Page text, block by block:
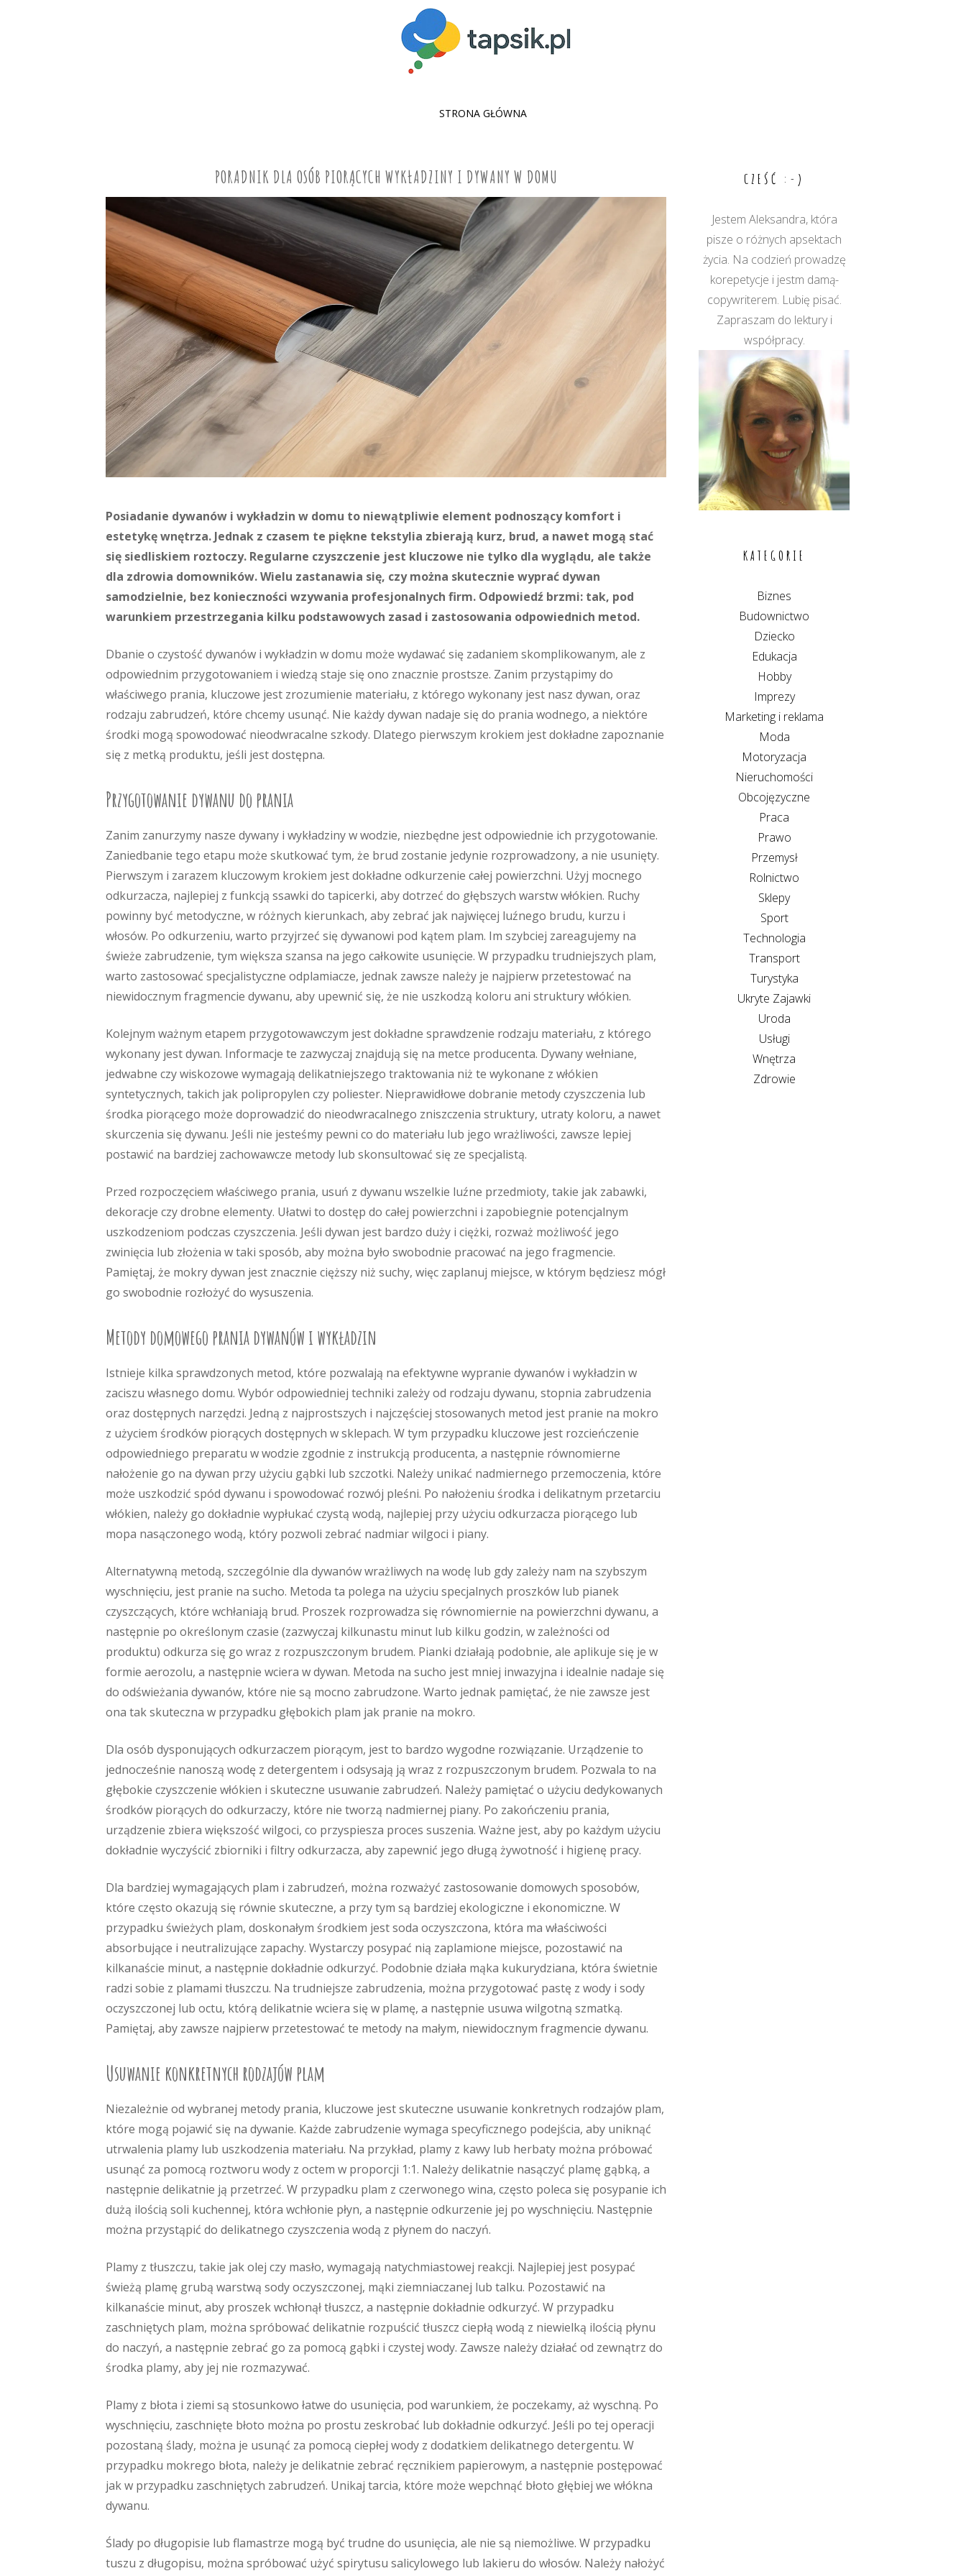
SKIP
STRONA GŁÓWNA
PORADNIK DLA OSÓB PIORĄCYCH WYKŁADZINY I DYWANY W DOMU
Posiadanie dywanów i wykładzin w domu to niewątpliwie element podnoszący komfort i
estetykę wnętrza. Jednak z czasem te piękne tekstylia zbierają kurz, brud, a nawet mogą stać
się siedliskiem roztoczy. Regularne czyszczenie jest kluczowe nie tylko dla wyglądu, ale także
dla zdrowia domowników. Wielu zastanawia się, czy można skutecznie wyprać dywan
samodzielnie, bez konieczności wzywania profesjonalnych firm. Odpowiedź brzmi: tak, pod
warunkiem przestrzegania kilku podstawowych zasad i zastosowania odpowiednich metod.
Dbanie o czystość dywanów i wykładzin w domu może wydawać się zadaniem skomplikowanym, ale z
odpowiednim przygotowaniem i wiedzą staje się ono znacznie prostsze. Zanim przystąpimy do
właściwego prania, kluczowe jest zrozumienie materiału, z którego wykonany jest nasz dywan, oraz
rodzaju zabrudzeń, które chcemy usunąć. Nie każdy dywan nadaje się do prania wodnego, a niektóre
środki mogą spowodować nieodwracalne szkody. Dlatego pierwszym krokiem jest dokładne zapoznanie
się z metką produktu, jeśli jest dostępna.
Przygotowanie dywanu do prania
Zanim zanurzymy nasze dywany i wykładziny w wodzie, niezbędne jest odpowiednie ich przygotowanie.
Zaniedbanie tego etapu może skutkować tym, że brud zostanie jedynie rozprowadzony, a nie usunięty.
Pierwszym i zarazem kluczowym krokiem jest dokładne odkurzenie całej powierzchni. Użyj mocnego
odkurzacza, najlepiej z funkcją ssawki do tapicerki, aby dotrzeć do głębszych warstw włókien. Ruchy
powinny być metodyczne, w różnych kierunkach, aby zebrać jak najwięcej luźnego brudu, kurzu i
włosów. Po odkurzeniu, warto przyjrzeć się dywanowi pod kątem plam. Im szybciej zareagujemy na
świeże zabrudzenie, tym większa szansa na jego całkowite usunięcie. W przypadku trudniejszych plam,
warto zastosować specjalistyczne odplamiacze, jednak zawsze należy je najpierw przetestować na
niewidocznym fragmencie dywanu, aby upewnić się, że nie uszkodzą koloru ani struktury włókien.
Kolejnym ważnym etapem przygotowawczym jest dokładne sprawdzenie rodzaju materiału, z którego
wykonany jest dywan. Informacje te zazwyczaj znajdują się na metce producenta. Dywany wełniane,
jedwabne czy wiskozowe wymagają delikatniejszego traktowania niż te wykonane z włókien
syntetycznych, takich jak polipropylen czy poliester. Nieprawidłowe dobranie metody czyszczenia lub
środka piorącego może doprowadzić do nieodwracalnego zniszczenia struktury, utraty koloru, a nawet
skurczenia się dywanu. Jeśli nie jesteśmy pewni co do materiału lub jego wrażliwości, zawsze lepiej
postawić na bardziej zachowawcze metody lub skonsultować się ze specjalistą.
Przed rozpoczęciem właściwego prania, usuń z dywanu wszelkie luźne przedmioty, takie jak zabawki,
dekoracje czy drobne elementy. Ułatwi to dostęp do całej powierzchni i zapobiegnie potencjalnym
uszkodzeniom podczas czyszczenia. Jeśli dywan jest bardzo duży i ciężki, rozważ możliwość jego
zwinięcia lub złożenia w taki sposób, aby można było swobodnie pracować na jego fragmencie.
Pamiętaj, że mokry dywan jest znacznie cięższy niż suchy, więc zaplanuj miejsce, w którym będziesz mógł
go swobodnie rozłożyć do wysuszenia.
Metody domowego prania dywanów i wykładzin
Istnieje kilka sprawdzonych metod, które pozwalają na efektywne wypranie dywanów i wykładzin w
zaciszu własnego domu. Wybór odpowiedniej techniki zależy od rodzaju dywanu, stopnia zabrudzenia
oraz dostępnych narzędzi. Jedną z najprostszych i najczęściej stosowanych metod jest pranie na mokro
z użyciem środków piorących dostępnych w sklepach. W tym przypadku kluczowe jest rozcieńczenie
odpowiedniego preparatu w wodzie zgodnie z instrukcją producenta, a następnie równomierne
nałożenie go na dywan przy użyciu gąbki lub szczotki. Należy unikać nadmiernego przemoczenia, które
może uszkodzić spód dywanu i spowodować rozwój pleśni. Po nałożeniu środka i delikatnym przetarciu
włókien, należy go dokładnie wypłukać czystą wodą, najlepiej przy użyciu odkurzacza piorącego lub
mopa nasączonego wodą, który pozwoli zebrać nadmiar wilgoci i piany.
Alternatywną metodą, szczególnie dla dywanów wrażliwych na wodę lub gdy zależy nam na szybszym
wyschnięciu, jest pranie na sucho. Metoda ta polega na użyciu specjalnych proszków lub pianek
czyszczących, które wchłaniają brud. Proszek rozprowadza się równomiernie na powierzchni dywanu, a
następnie po określonym czasie (zazwyczaj kilkunastu minut lub kilku godzin, w zależności od
produktu) odkurza się go wraz z rozpuszczonym brudem. Pianki działają podobnie, ale aplikuje się je w
formie aerozolu, a następnie wciera w dywan. Metoda na sucho jest mniej inwazyjna i idealnie nadaje się
do odświeżania dywanów, które nie są mocno zabrudzone. Warto jednak pamiętać, że nie zawsze jest
ona tak skuteczna w przypadku głębokich plam jak pranie na mokro.
Dla osób dysponujących odkurzaczem piorącym, jest to bardzo wygodne rozwiązanie. Urządzenie to
jednocześnie nanoszą wodę z detergentem i odsysają ją wraz z rozpuszczonym brudem. Pozwala to na
głębokie czyszczenie włókien i skuteczne usuwanie zabrudzeń. Należy pamiętać o użyciu dedykowanych
środków piorących do odkurzaczy, które nie tworzą nadmiernej piany. Po zakończeniu prania,
urządzenie zbiera większość wilgoci, co przyspiesza proces suszenia. Ważne jest, aby po każdym użyciu
dokładnie wyczyścić zbiorniki i filtry odkurzacza, aby zapewnić jego długą żywotność i higienę pracy.
Dla bardziej wymagających plam i zabrudzeń, można rozważyć zastosowanie domowych sposobów,
które często okazują się równie skuteczne, a przy tym są bardziej ekologiczne i ekonomiczne. W
przypadku świeżych plam, doskonałym środkiem jest soda oczyszczona, która ma właściwości
absorbujące i neutralizujące zapachy. Wystarczy posypać nią zaplamione miejsce, pozostawić na
kilkanaście minut, a następnie dokładnie odkurzyć. Podobnie działa mąka kukurydziana, która świetnie
radzi sobie z plamami tłuszczu. Na trudniejsze zabrudzenia, można przygotować pastę z wody i sody
oczyszczonej lub octu, którą delikatnie wciera się w plamę, a następnie usuwa wilgotną szmatką.
Pamiętaj, aby zawsze najpierw przetestować te metody na małym, niewidocznym fragmencie dywanu.
Usuwanie konkretnych rodzajów plam
Niezależnie od wybranej metody prania, kluczowe jest skuteczne usuwanie konkretnych rodzajów plam,
które mogą pojawić się na dywanie. Każde zabrudzenie wymaga specyficznego podejścia, aby uniknąć
utrwalenia plamy lub uszkodzenia materiału. Na przykład, plamy z kawy lub herbaty można próbować
usunąć za pomocą roztworu wody z octem w proporcji 1:1. Należy delikatnie nasączyć plamę gąbką, a
następnie delikatnie ją przetrzeć. W przypadku plam z czerwonego wina, często poleca się posypanie ich
dużą ilością soli kuchennej, która wchłonie płyn, a następnie odkurzenie jej po wyschnięciu. Następnie
można przystąpić do delikatnego czyszczenia wodą z płynem do naczyń.
Plamy z tłuszczu, takie jak olej czy masło, wymagają natychmiastowej reakcji. Najlepiej jest posypać
świeżą plamę grubą warstwą sody oczyszczonej, mąki ziemniaczanej lub talku. Pozostawić na
kilkanaście minut, aby proszek wchłonął tłuszcz, a następnie dokładnie odkurzyć. W przypadku
zaschniętych plam, można spróbować delikatnie rozpuścić tłuszcz ciepłą wodą z niewielką ilością płynu
do naczyń, a następnie zebrać go za pomocą gąbki i czystej wody. Zawsze należy działać od zewnątrz do
środka plamy, aby jej nie rozmazywać.
Plamy z błota i ziemi są stosunkowo łatwe do usunięcia, pod warunkiem, że poczekamy, aż wyschną. Po
wyschnięciu, zaschnięte błoto można po prostu zeskrobać lub dokładnie odkurzyć. Jeśli po tej operacji
pozostaną ślady, można je usunąć za pomocą ciepłej wody z dodatkiem delikatnego detergentu. W
przypadku mokrego błota, należy je delikatnie zebrać ręcznikiem papierowym, a następnie postępować
jak w przypadku zaschniętych zabrudzeń. Unikaj tarcia, które może wepchnąć błoto głębiej we włókna
dywanu.
Ślady po długopisie lub flamastrze mogą być trudne do usunięcia, ale nie są niemożliwe. W przypadku
tuszu z długopisu, można spróbować użyć spirytusu salicylowego lub lakieru do włosów. Należy nałożyć
CZEŚĆ :-)
Jestem Aleksandra, która
pisze o różnych apsektach
życia. Na codzień prowadzę
korepetycje i jestm damą-
copywriterem. Lubię pisać.
Zapraszam do lektury i
współpracy.
KATEGORIE
Biznes
Budownictwo
Dziecko
Edukacja
Hobby
Imprezy
Marketing i reklama
Moda
Motoryzacja
Nieruchomości
Obcojęzyczne
Praca
Prawo
Przemysł
Rolnictwo
Sklepy
Sport
Technologia
Transport
Turystyka
Ukryte Zajawki
Uroda
Usługi
Wnętrza
Zdrowie